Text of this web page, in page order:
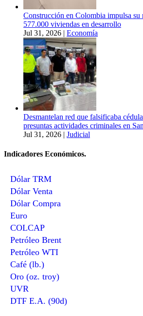
Construcción en Colombia impulsa su
577.000 viviendas en desarrollo
Jul 31, 2026 | Economía
Desmantelan red que falsificaba
presuntas actividades criminales en
Jul 31, 2026 | Judicial
Indicadores Económicos.
Dólar TRM
Dólar Venta
Dólar Compra
Euro
COLCAP
Petróleo Brent
Petróleo WTI
Café (lb.)
Oro (oz. troy)
UVR
DTF E.A. (90d)